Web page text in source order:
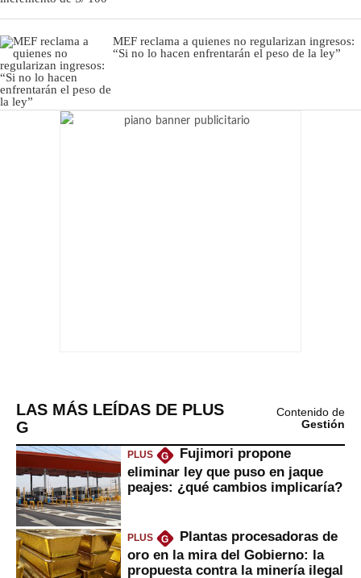
MEF reclama a quienes no regularizan ingresos:
“Si no lo hacen enfrentarán el peso de la ley”
LAS MÁS LEÍDAS DE PLUS
G
Contenido de
Gestión
PLUS G
Fujimori propone
eliminar ley que puso en jaque
peajes: ¿qué cambios implicaría?
PLUS G
Plantas procesadoras de
oro en la mira del Gobierno: la
propuesta contra la minería ilegal